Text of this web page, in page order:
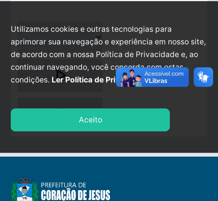
play_arrow
stop
Utilizamos cookies e outras tecnologias para
aprimorar sua navegação e experiência em nosso site,
de acordo com a nossa Política de Privacidade e, ao
continuar navegando, você concorda com estas
condições. Ler Política de Privacidade.
Aceito